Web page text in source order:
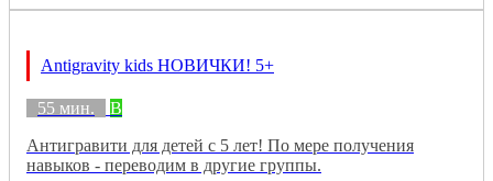
Antigravity kids НОВИЧКИ! 5+
55 мин.
B
Антигравити для детей с 5 лет! По мере получения
навыков - переводим в другие группы.